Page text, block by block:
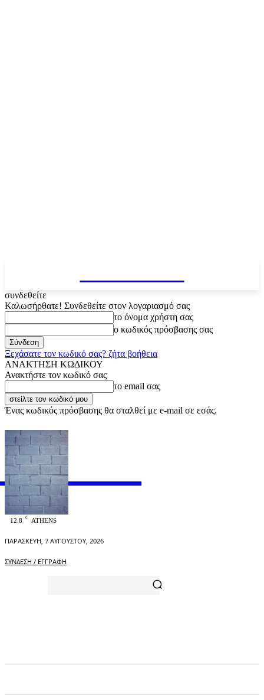
συνδεθείτε
Καλωσήρθατε! Συνδεθείτε στον λογαριασμό σας
το όνομα χρήστη σας
ο κωδικός πρόσβασης σας
Ξεχάσατε τον κωδικό σας? ζήτα βοήθεια
ΑΝΑΚΤΗΣΗ ΚΩΔΙΚΟΥ
Ανακτήστε τον κωδικό σας
το email σας
Ένας κωδικός πρόσβασης θα σταλθεί με e-mail σε εσάς.
OFFICIAL
12.8 C ATHENS
ΠΑΡΑΣΚΕΥΉ, 7 ΑΥΓΟΎΣΤΟΥ, 2026
ΣΎΝΔΕΣΗ / ΕΓΓΡΑΦΉ